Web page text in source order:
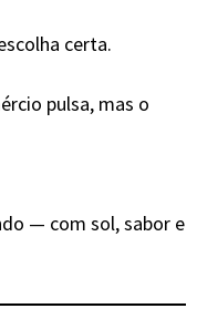
certa.
pulsa, mas o
— com sol, sabor e